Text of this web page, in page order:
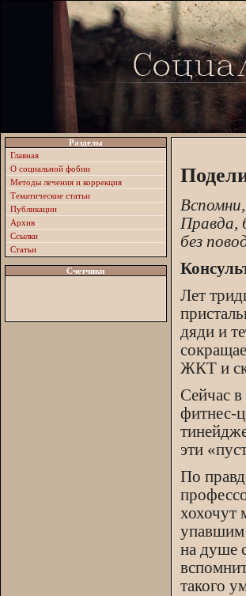
Разделы
Главная
О социальной фобии
Методы лечения и коррекция
Тематические статьи
Публикации
Архив
Ссылки
Статьи
Счетчики
Правда,
без
Лет
дяди и
ЖКТ и
Сейчас
фитнес-
эти
По
хохочут
упавшим
на душе
такого